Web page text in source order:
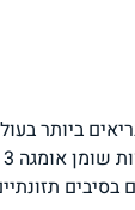
גלידות